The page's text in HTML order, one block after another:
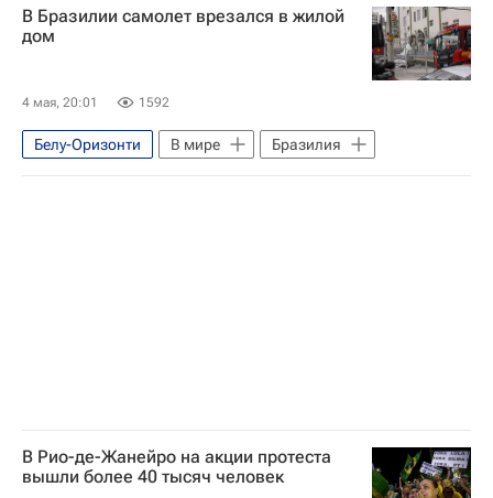
В Бразилии самолет врезался в жилой
дом
4 мая, 20:01 1592
Белу-Оризонти В мире Бразилия
В Рио-де-Жанейро на акции протеста
вышли более 40 тысяч человек